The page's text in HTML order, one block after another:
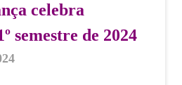
celebra
semestre de 2024